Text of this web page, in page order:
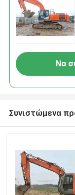
Να
Συνιστώμενα